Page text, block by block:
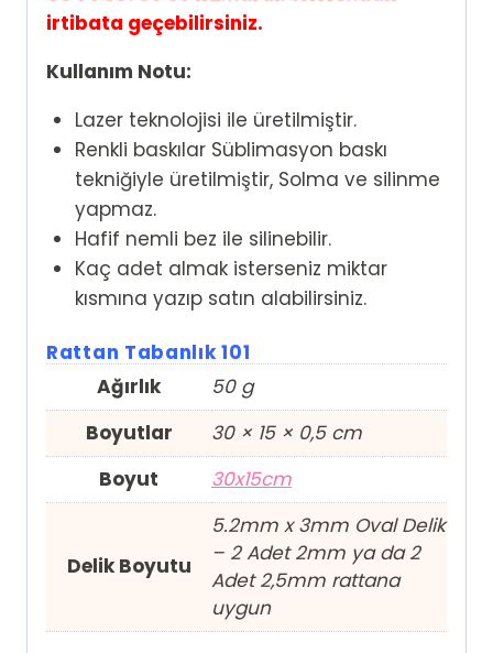
irtibata geçebilirsiniz.
Kullanım Notu:
Lazer teknolojisi ile üretilmiştir.
Renkli baskılar Süblimasyon baskı
tekniğiyle üretilmiştir, Solma ve silinme
yapmaz.
Hafif nemli bez ile silinebilir.
Kaç adet almak isterseniz miktar
kısmına yazıp satın alabilirsiniz.
Rattan Tabanlık 101
Ağırlık
50 g
Boyutlar
30 × 15 × 0,5 cm
Boyut
30x15cm
Delik Boyutu
5.2mm x 3mm Oval Delik
– 2 Adet 2mm ya da 2
Adet 2,5mm rattana
uygun